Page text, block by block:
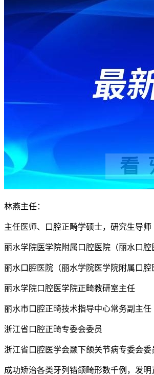
林燕主任：
主任医师、口腔正畸学硕士，研究生导师
丽水学院医学院附属口腔医院（丽水口腔
丽水口腔医院（丽水学院医学院附属口
丽水学院口腔医学院正畸教研室主任
丽水市口腔正畸技术指导中心常务副主任
浙江省口腔正畸专委会委员
浙江省口腔医学会颞下颌关节病专委会委
成功矫治各类牙列错颌畸形数千例，发